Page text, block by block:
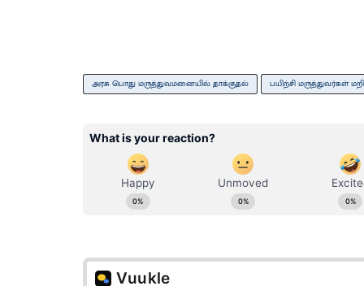
அரசு பொது மருத்துவமனையில் தாக்குதல் ப யிற்சி மருத்துவர்கள்